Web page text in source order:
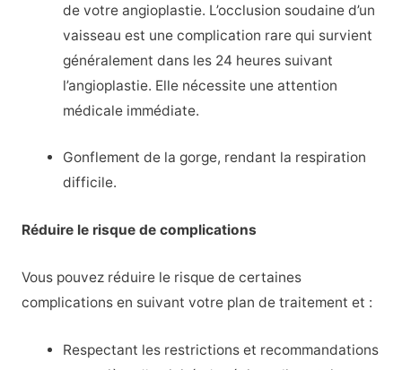
de votre angioplastie. L’occlusion soudaine d’un
vaisseau est une complication rare qui survient
généralement dans les 24 heures suivant
l’angioplastie. Elle nécessite une attention
médicale immédiate.
Gonflement de la gorge, rendant la respiration
difficile.
Réduire le risque de complications
Vous pouvez réduire le risque de certaines
complications en suivant votre plan de traitement et :
Respectant les restrictions et recommandations